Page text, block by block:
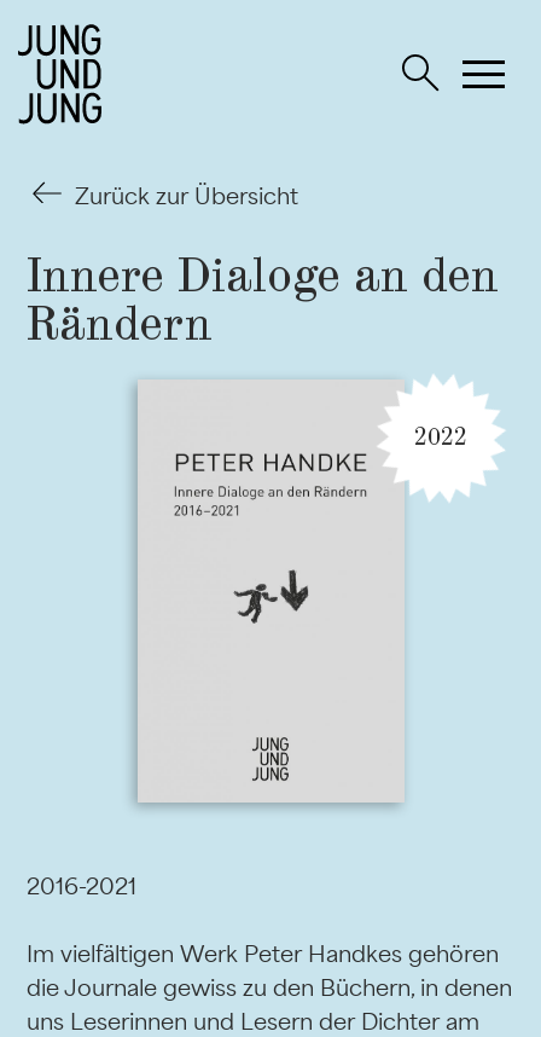
Zurück zur Übersicht
Innere Dialoge an den
Rändern
2022
2016-2021
Im vielfältigen Werk Peter Handkes gehören
die Journale gewiss zu den Büchern, in denen
uns Leserinnen und Lesern der Dichter am